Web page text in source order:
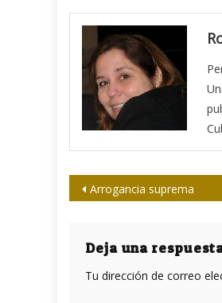
Navegación
entradas
Arrogancia suprema
Deja una
Tu dirección de correo